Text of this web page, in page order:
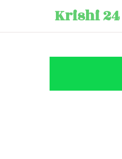
Krishi 24